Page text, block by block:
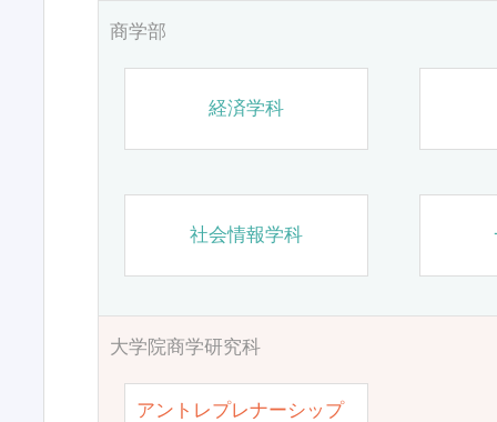
商学部
経済学科
社会情報学科
大学院商学研究科
アントレプレナーシップ